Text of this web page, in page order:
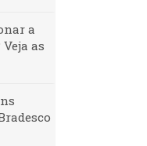
a
as